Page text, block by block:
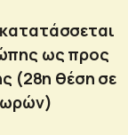
ως προς
(28η θέση σε